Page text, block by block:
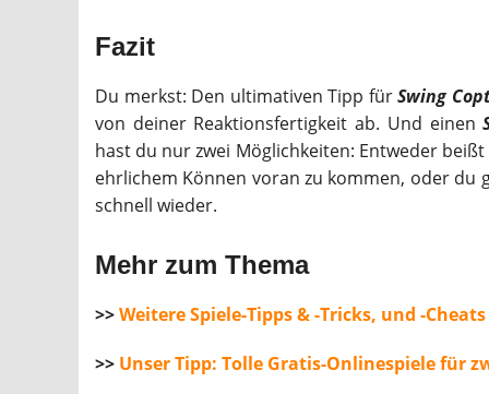
Fazit
Du merkst: Den ultimativen Tipp fürSwing
von deiner Reaktionsfertigkeit ab. Und einen
hast du nur zwei Möglichkeiten: Entweder
ehrlichem Können voran zu kommen, oder
schnell wieder.
Mehr zum Thema
>>Weitere Spiele-Tipps & -Tricks, und -Cheats
>> Unser Tipp: Tolle Gratis-Onlinespiele für